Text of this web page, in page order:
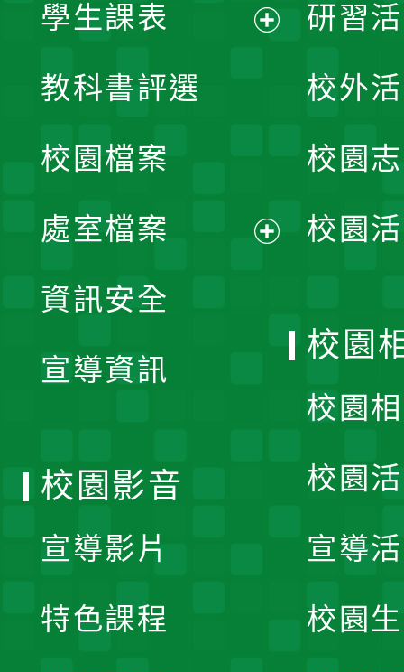
學生課表
單
教科書評選
校園檔案
處室檔案
資訊安全
宣導資訊
研習
校外
校園
校園
校園
校園
校園
宣導
校園
校園影音
宣導影片
特色課程